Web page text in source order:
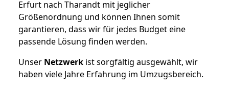
Erfurt nach Tharandt mit jeglicher
Größenordnung und können Ihnen somit
garantieren, dass wir für jedes Budget eine
passende Lösung finden werden.
Unser Netzwerk ist sorgfältig ausgewählt, wir
haben viele Jahre Erfahrung im Umzugsbereich.